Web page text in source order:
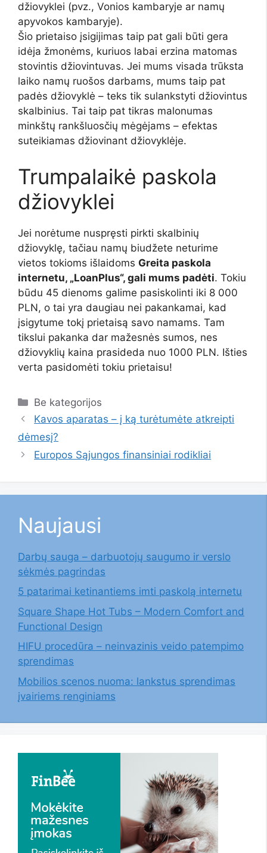
džiovyklei (pvz., Vonios kambaryje ar namų
apyvokos kambaryje).
Šio prietaiso įsigijimas taip pat gali būti gera
idėja žmonėms, kuriuos labai erzina matomas
stovintis džiovintuvas. Jei mums visada trūksta
laiko namų ruošos darbams, mums taip pat
padės džiovyklė – teks tik sulankstyti džiovintus
skalbinius. Tai taip pat tikras malonumas
minkštų rankšluosčių mėgėjams – efektas
suteikiamas džiovinant džiovyklėje.
Trumpalaikė paskola
džiovyklei
Jei norėtume nuspręsti pirkti skalbinių
džiovyklę, tačiau namų biudžete neturime
vietos tokioms išlaidoms Greita paskola
internetu, „LoanPlus“, gali mums padėti. Tokiu
būdu 45 dienoms galime pasiskolinti iki 8 000
PLN, o tai yra daugiau nei pakankamai, kad
įsigytume tokį prietaisą savo namams. Tam
tikslui pakanka dar mažesnės sumos, nes
džiovyklių kaina prasideda nuo 1000 PLN. Išties
verta pasidomėti tokiu prietaisu!
Kategorijos
Be kategorijos
Kavos aparatas – į ką turėtumėte atkreipti
dėmesį?
Europos Sąjungos finansiniai rodikliai
Naujausi
Darbų sauga – darbuotojų saugumo ir verslo
sėkmės pagrindas
5 patarimai ketinantiems imti paskolą internetu
Square Shape Hot Tubs – Modern Comfort and
Functional Design
HIFU procedūra – neinvazinis veido patempimo
sprendimas
Mobilios scenos nuoma: lankstus sprendimas
įvairiems renginiams